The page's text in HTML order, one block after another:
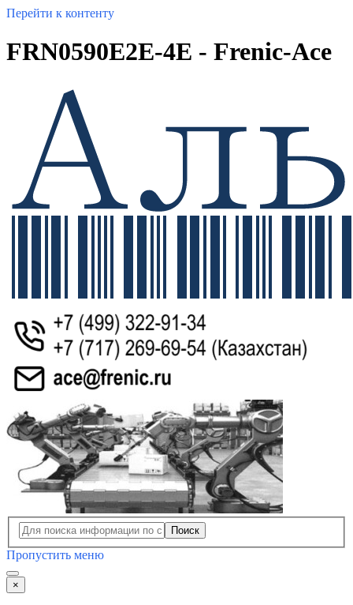
Перейти к контенту
FRN0590E2E-4E - Frenic-Ace
Поиск
Пропустить меню
×